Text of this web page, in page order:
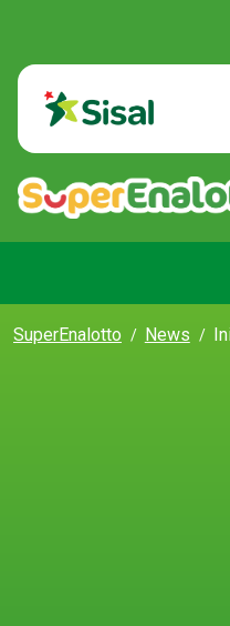
SuperEnalotto News